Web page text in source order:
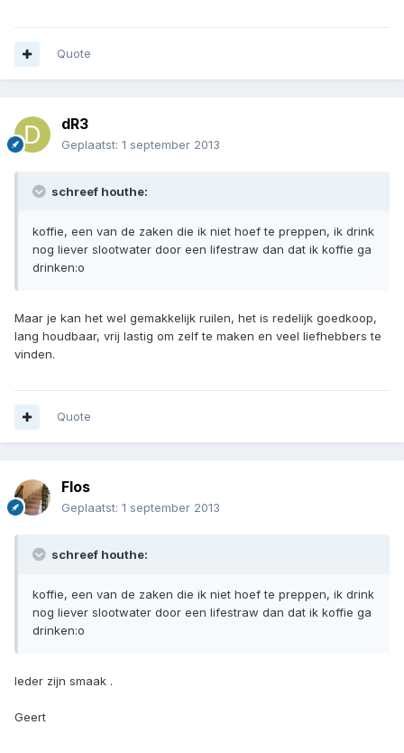
Quote
dR3
Geplaatst: 1 september 2013
schreef houthe:
koffie, een van de zaken die ik niet hoef te preppen, ik drink
nog liever slootwater door een lifestraw dan dat ik koffie ga
drinken:o
Maar je kan het wel gemakkelijk ruilen, het is redelijk goedkoop,
lang houdbaar, vrij lastig om zelf te maken en veel liefhebbers te
vinden.
Quote
Flos
Geplaatst: 1 september 2013
schreef houthe:
koffie, een van de zaken die ik niet hoef te preppen, ik drink
nog liever slootwater door een lifestraw dan dat ik koffie ga
drinken:o
Ieder zijn smaak .
Geert